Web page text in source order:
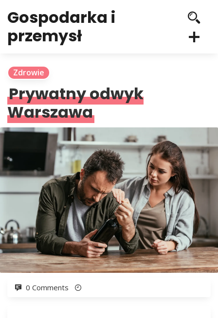
Gospodarka i
przemysł
Zdrowie
Prywatny odwyk
Warszawa
0 Comments